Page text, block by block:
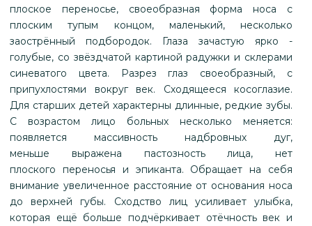
плоское переносье, своеобразная форма носа с
плоским тупым концом, маленький, несколько
заострённый подбородок. Глаза зачастую ярко -
голубые, со звёздчатой картиной радужки и склерами
синеватого цвета. Разрез глаз своеобразный, с
припухлостями вокруг век. Сходящееся косоглазие.
Для старших детей характерны длинные, редкие зубы.
С возрастом лицо больных несколько меняется:
появляется массивность надбровных дуг,
меньше выражена пастозность лица, нет
плоского переносья и эпиканта. Обращает на себя
внимание увеличенное расстояние от основания носа
до верхней губы. Сходство лиц усиливает улыбка,
которая ещё больше подчёркивает отёчность век и